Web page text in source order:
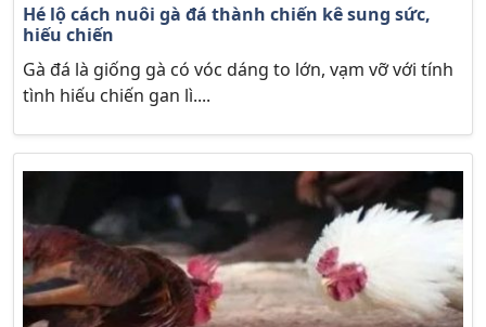
Hé lộ cách nuôi gà đá thành chiến kê sung sức,
hiếu chiến
Gà đá là giống gà có vóc dáng to lớn, vạm vỡ với tính
tình hiếu chiến gan lì....